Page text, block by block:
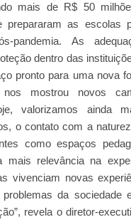
mais de R$ 50
prepararam as escolas
pandemia. As
dentro das
pronto para uma nova
nos mostrou novos
valorizamos ainda
o contato com a
como espaços
mais relevância na
vivenciam novas
da sociedade
revela o diretor-